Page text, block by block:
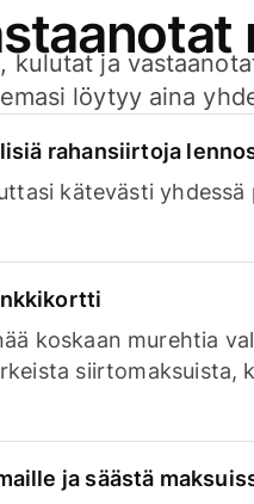
kulutat ja
löytyy aina
rahansiirtoja
kätevästi yhdessä
koskaan murehtia
siirtomaksuista,
ja säästä